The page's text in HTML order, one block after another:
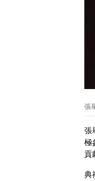
張
張
極
貢
典